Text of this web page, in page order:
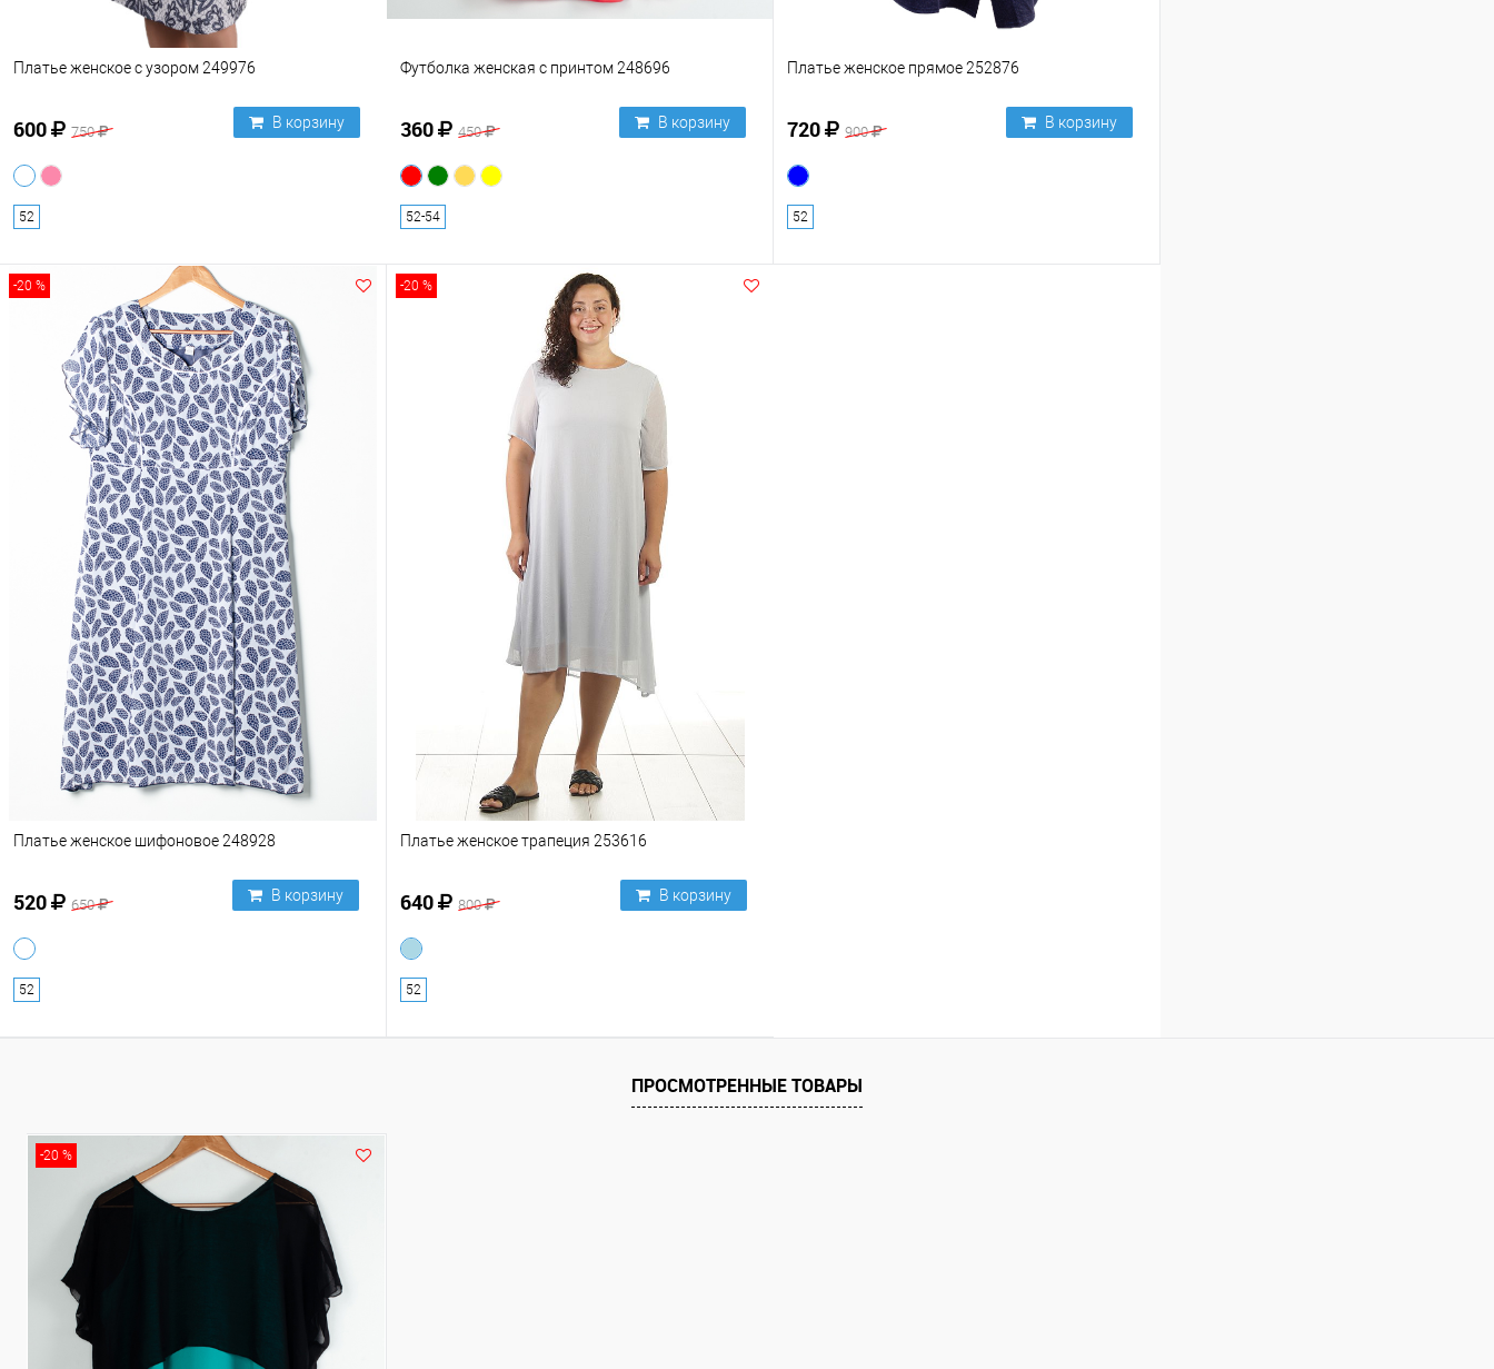
Платье женское с узором 249976
600 750
В корзину
52
Футболка женская с принтом 248696
360 450
В корзину
52-54
Платье женское прямое 252876
720 900
В корзину
52
-20 %
Платье женское шифоновое 248928
520 650
В корзину
52
-20 %
Платье женское трапеция 253616
640 800
В корзину
52
ПРОСМОТРЕННЫЕ ТОВАРЫ
-20 %